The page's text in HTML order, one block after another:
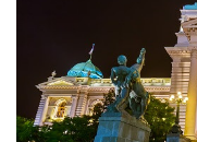
experiência de
Consulte a política